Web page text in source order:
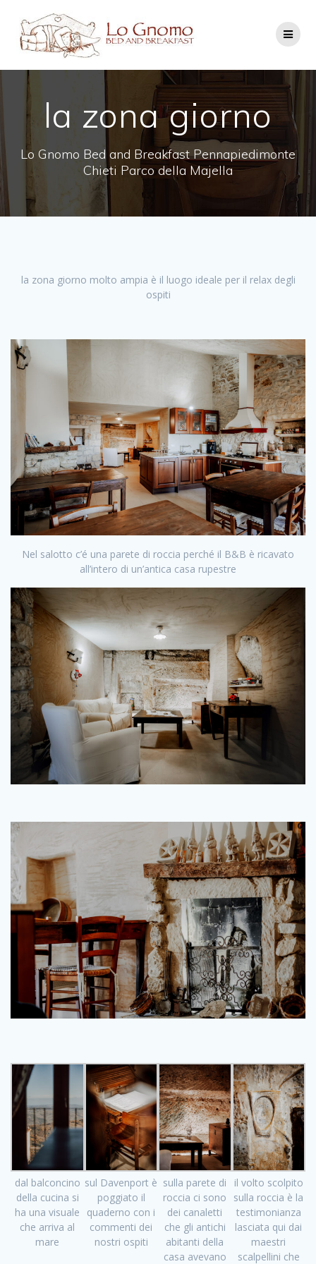
contenuto
la zona giorno
Lo Gnomo Bed and Breakfast Pennapiedimonte
Chieti Parco della Majella
la zona giorno molto ampia è il luogo ideale per il relax degli
ospiti
Nel salotto c’é una parete di roccia perché il B&B è ricavato
all’intero di un’antica casa rupestre
dal balconcino
della cucina si
ha una visuale
che arriva al
mare
sul Davenport è
poggiato il
quaderno con i
commenti dei
nostri ospiti
sulla parete di
roccia ci sono
dei canaletti
che gli antichi
abitanti della
casa avevano
il volto scolpito
sulla roccia è la
testimonianza
lasciata qui dai
maestri
scalpellini che